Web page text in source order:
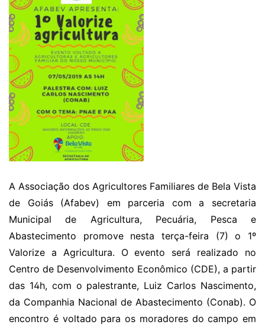
A Associação dos Agricultores Familiares de Bela Vista
de Goiás (Afabev) em parceria com a secretaria
Municipal de Agricultura, Pecuária, Pesca e
Abastecimento promove nesta terça-feira (7) o 1º
Valorize a Agricultura. O evento será realizado no
Centro de Desenvolvimento Econômico (CDE), a partir
das 14h, com o palestrante, Luiz Carlos Nascimento,
da Companhia Nacional de Abastecimento (Conab). O
encontro é voltado para os moradores do campo em